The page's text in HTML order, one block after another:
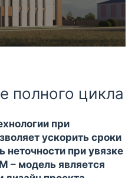
полного цикла
при
ускорить сроки
неточности при увязке
– модель является